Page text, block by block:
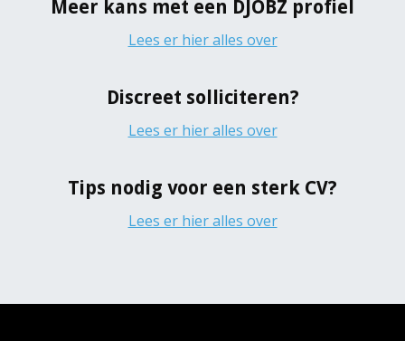
Meer kans met een DJOBZ profiel
Lees er hier alles over
Discreet solliciteren?
Lees er hier alles over
Tips nodig voor een sterk CV?
Lees er hier alles over